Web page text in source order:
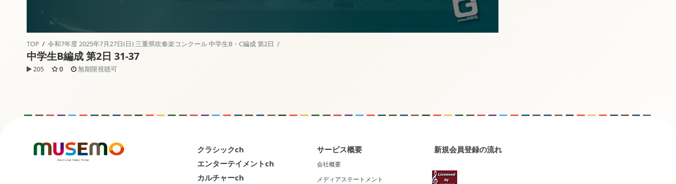
TOP / 令和7年度 2025年7月27日(日) 三重県吹奏楽コンクール 中学生B・C編成 第2日 /
中学生B編成 第2日 31-37
205 0 無期限視聴可
クラシックch
エンターテイメントch
カルチャーch
サービス概要
会社概要
メディアステートメント
新規会員登録の流れ